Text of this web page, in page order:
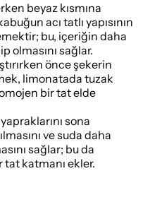
beyaz kısmına
acı tatlı yapısının
bu, içeriğin daha
olmasını sağlar.
önce şekerin
limonatada tuzak
bir tat elde
sona
ve suda daha
sağlar; bu da
katmanı ekler.